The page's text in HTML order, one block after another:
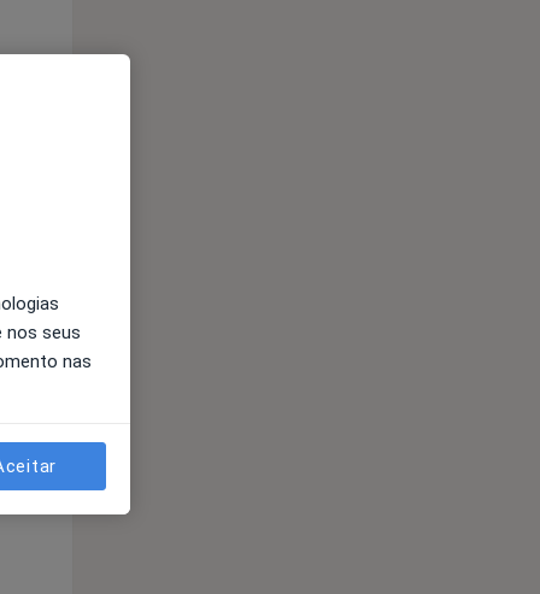
13 Ago
nos seus
nas